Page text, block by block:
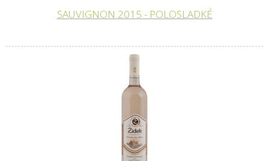
SAUVIGNON 2015 - POLOSLADKÉ